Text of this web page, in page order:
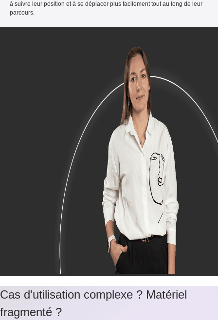
à suivre leur position et à se déplacer plus facilement tout au long de leur
parcours.
Cas d'utilisation complexe ? Matériel
fragmenté ?